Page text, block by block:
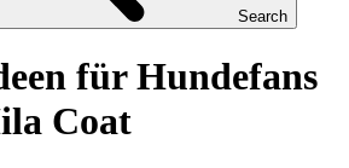
Search
für Hundefans
Coat